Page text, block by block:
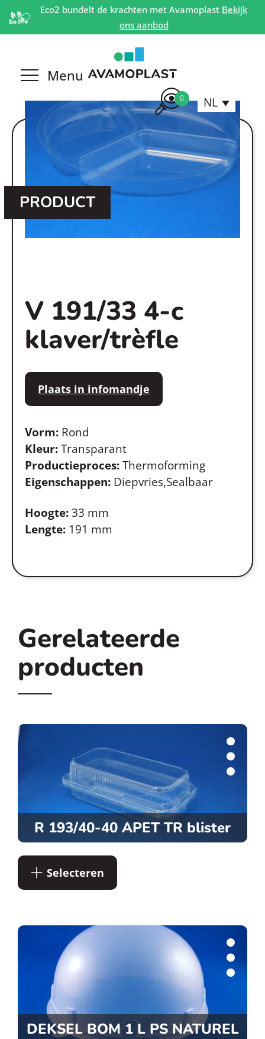
Eco2 bundelt de krachten met Avamoplast Bekijk
ons aanbod
0 NL
PRODUCT
V 191/33 4-c
klaver/trèfle
Plaats in infomandje
Vorm: Rond
Kleur: Transparant
Productieproces: Thermoforming
Eigenschappen: Diepvries,Sealbaar
Hoogte: 33 mm
Lengte: 191 mm
Gerelateerde
producten
R 193/40-40 APET TR blister
Selecteren
DEKSEL BOM 1 L PS NATUREL